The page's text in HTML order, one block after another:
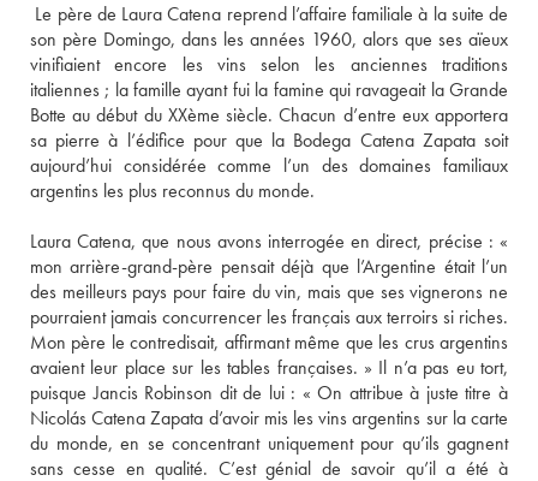
Le père de Laura Catena reprend l’affaire familiale à la suite de
son père Domingo, dans les années 1960, alors que ses aïeux
vinifiaient encore les vins selon les anciennes traditions
italiennes ; la famille ayant fui la famine qui ravageait la Grande
Botte au début du XXème siècle. Chacun d’entre eux apportera
sa pierre à l’édifice pour que la Bodega Catena Zapata soit
aujourd’hui considérée comme l’un des domaines familiaux
argentins les plus reconnus du monde.
Laura Catena, que nous avons interrogée en direct, précise : «
mon arrière-grand-père pensait déjà que l’Argentine était l’un
des meilleurs pays pour faire du vin, mais que ses vignerons ne
pourraient jamais concurrencer les français aux terroirs si riches.
Mon père le contredisait, affirmant même que les crus argentins
avaient leur place sur les tables françaises. » Il n’a pas eu tort,
puisque Jancis Robinson dit de lui : « On attribue à juste titre à
Nicolás Catena Zapata d’avoir mis les vins argentins sur la carte
du monde, en se concentrant uniquement pour qu’ils gagnent
sans cesse en qualité. C’est génial de savoir qu’il a été à